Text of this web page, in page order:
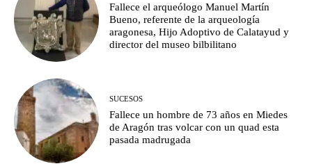
Fallece el arqueólogo Manuel Martín
Bueno, referente de la arqueología
aragonesa, Hijo Adoptivo de Calatayud y
director del museo bilbilitano
SUCESOS
Fallece un hombre de 73 años en Miedes
de Aragón tras volcar con un quad esta
pasada madrugada